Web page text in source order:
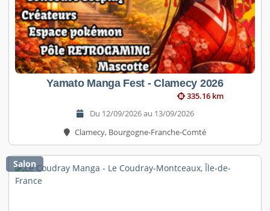
Yamato Manga Fest - Clamecy 2026
335.16 km
Du 12/09/2026 au 13/09/2026
Clamecy, Bourgogne-Franche-Comté
Salon